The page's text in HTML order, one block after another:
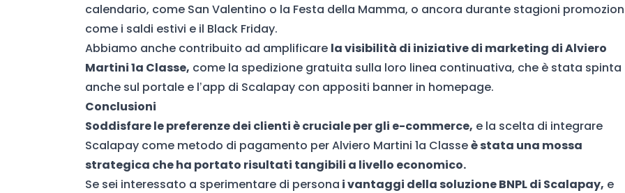
calendario, come San Valentino o la Festa della Mamma, o ancora durante stagioni
come i saldi estivi e il Black Friday.
Abbiamo anche contribuito ad amplificare la visibilità di iniziative di marketing di Alviero
Martini 1a Classe, come la spedizione gratuita sulla loro linea continuativa, che è stata spinta
anche sul portale e l’app di Scalapay con appositi banner in homepage.
Conclusioni
Soddisfare le preferenze dei clienti è cruciale per gli e-commerce, e la scelta di integrare
Scalapay come metodo di pagamento per Alviero Martini 1a Classeè stata una mossa
strategica che ha portato risultati tangibili a livello economico.
Se sei interessato a sperimentare di persona i vantaggi della soluzione BNPL di Scalapay, e